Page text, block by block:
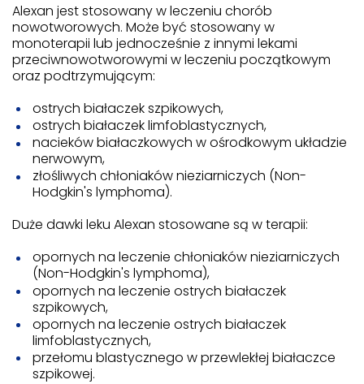
Alexan jest stosowany w leczeniu chorób
nowotworowych. Może być stosowany w
monoterapii lub jednocześnie z innymi lekami
przeciwnowotworowymi w leczeniu początkowym
oraz podtrzymującym:
ostrych białaczek szpikowych,
ostrych białaczek limfoblastycznych,
nacieków białaczkowych w ośrodkowym układzie
nerwowym,
złośliwych chłoniaków nieziarniczych (Non-
Hodgkin's lymphoma).
Duże dawki leku Alexan stosowane są w terapii:
opornych na leczenie chłoniaków nieziarniczych
(Non-Hodgkin's lymphoma),
opornych na leczenie ostrych białaczek
szpikowych,
opornych na leczenie ostrych białaczek
limfoblastycznych,
przełomu blastycznego w przewlekłej białaczce
szpikowej.